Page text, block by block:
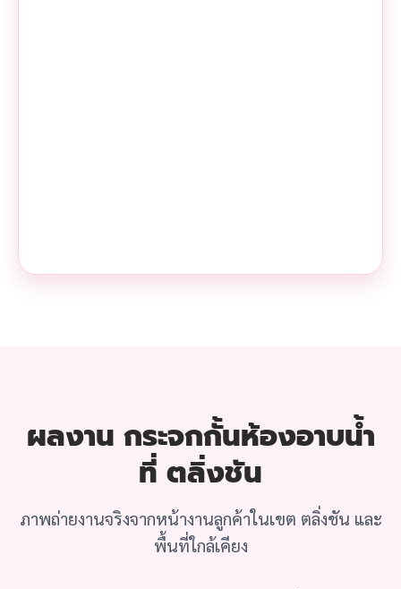
ผลงาน กระจกกั้นห้องอาบน้ำ
ที่ ตลิ่งชัน
ภาพถ่ายงานจริงจากหน้างานลูกค้าในเขต ตลิ่งชัน และ
พื้นที่ใกล้เคียง